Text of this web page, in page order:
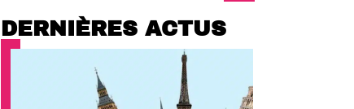
DERNIÈRES ACTUS